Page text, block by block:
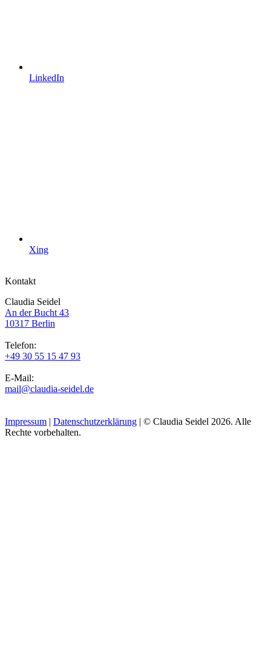
LinkedIn
Xing
Kontakt
Claudia Seidel
An der Bucht 43
10317 Berlin
Telefon:
+49 30 55 15 47 93
E-Mail:
mail@claudia-seidel.de
Impressum | Datenschutzerklärung | © Claudia Seidel 2026. Alle
Rechte vorbehalten.